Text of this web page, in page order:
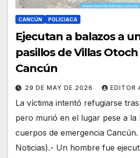
CANCÚN POLICIACA
Ejecutan a balazos a
pasillos de Villas
Cancún
29 DE MAY DE 2026 EDITOR
La víctima intentó refugiarse
pero murió en el lugar pese a la
cuerpos de emergencia
Noticias).- Un hombre fue